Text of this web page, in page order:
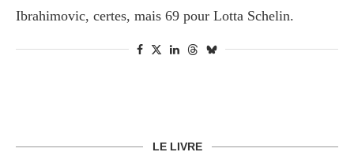
Ibrahimovic, certes, mais 69 pour Lotta Schelin.
LE LIVRE